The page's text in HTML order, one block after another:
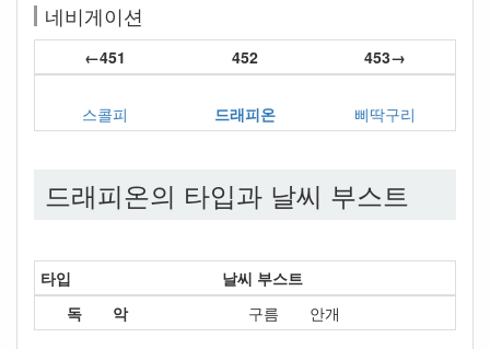
네비게이션
←451 452 453→
스콜피 드래피온 삐딱구리
드래피온의 타입과 날씨 부스트
타입
날씨 부스트
독
악 구름 안개